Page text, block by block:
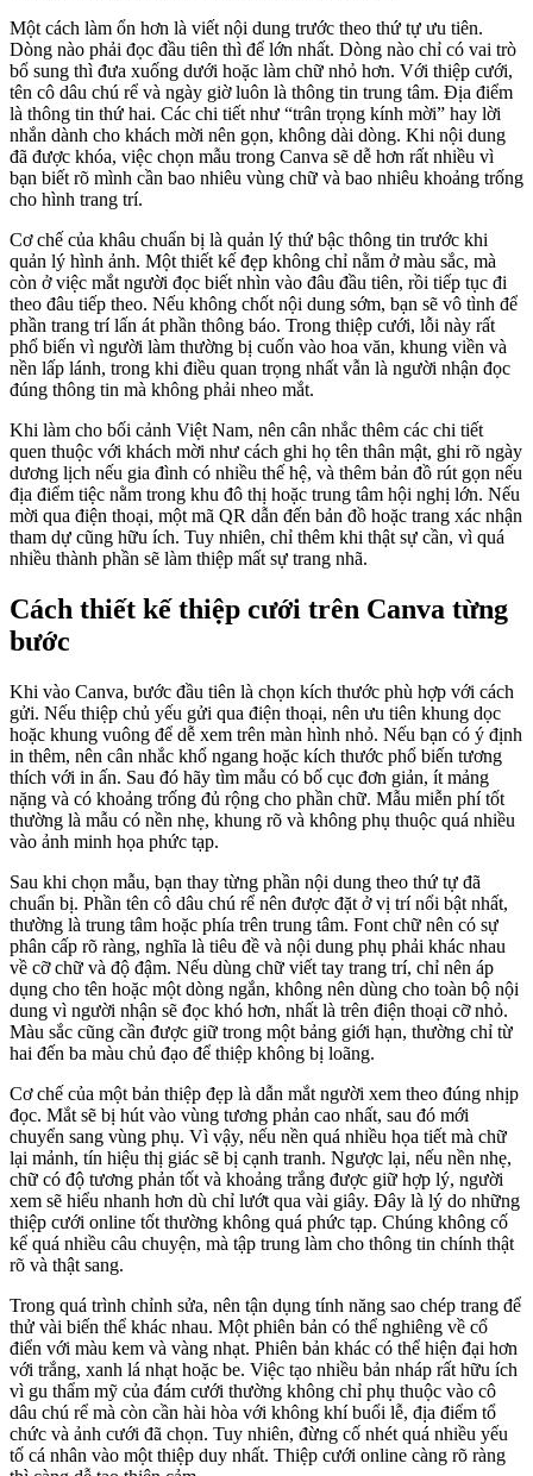
Một cách làm ổn hơn là viết nội dung trước theo thứ tự ưu tiên.
Dòng nào phải đọc đầu tiên thì để lớn nhất. Dòng nào chỉ có vai trò
bổ sung thì đưa xuống dưới hoặc làm chữ nhỏ hơn. Với thiệp cưới,
tên cô dâu chú rể và ngày giờ luôn là thông tin trung tâm. Địa điểm
là thông tin thứ hai. Các chi tiết như “trân trọng kính mời” hay lời
nhắn dành cho khách mời nên gọn, không dài dòng. Khi nội dung
đã được khóa, việc chọn mẫu trong Canva sẽ dễ hơn rất nhiều vì
bạn biết rõ mình cần bao nhiêu vùng chữ và bao nhiêu khoảng trống
cho hình trang trí.
Cơ chế của khâu chuẩn bị là quản lý thứ bậc thông tin trước khi
quản lý hình ảnh. Một thiết kế đẹp không chỉ nằm ở màu sắc, mà
còn ở việc mắt người đọc biết nhìn vào đâu đầu tiên, rồi tiếp tục đi
theo đâu tiếp theo. Nếu không chốt nội dung sớm, bạn sẽ vô tình để
phần trang trí lấn át phần thông báo. Trong thiệp cưới, lỗi này rất
phổ biến vì người làm thường bị cuốn vào hoa văn, khung viền và
nền lấp lánh, trong khi điều quan trọng nhất vẫn là người nhận đọc
đúng thông tin mà không phải nheo mắt.
Khi làm cho bối cảnh Việt Nam, nên cân nhắc thêm các chi tiết
quen thuộc với khách mời như cách ghi họ tên thân mật, ghi rõ ngày
dương lịch nếu gia đình có nhiều thế hệ, và thêm bản đồ rút gọn nếu
địa điểm tiệc nằm trong khu đô thị hoặc trung tâm hội nghị lớn. Nếu
mời qua điện thoại, một mã QR dẫn đến bản đồ hoặc trang xác nhận
tham dự cũng hữu ích. Tuy nhiên, chỉ thêm khi thật sự cần, vì quá
nhiều thành phần sẽ làm thiệp mất sự trang nhã.
Cách thiết kế thiệp cưới trên Canva từng
bước
Khi vào Canva, bước đầu tiên là chọn kích thước phù hợp với cách
gửi. Nếu thiệp chủ yếu gửi qua điện thoại, nên ưu tiên khung dọc
hoặc khung vuông để dễ xem trên màn hình nhỏ. Nếu bạn có ý định
in thêm, nên cân nhắc khổ ngang hoặc kích thước phổ biến tương
thích với in ấn. Sau đó hãy tìm mẫu có bố cục đơn giản, ít mảng
nặng và có khoảng trống đủ rộng cho phần chữ. Mẫu miễn phí tốt
thường là mẫu có nền nhẹ, khung rõ và không phụ thuộc quá nhiều
vào ảnh minh họa phức tạp.
Sau khi chọn mẫu, bạn thay từng phần nội dung theo thứ tự đã
chuẩn bị. Phần tên cô dâu chú rể nên được đặt ở vị trí nổi bật nhất,
thường là trung tâm hoặc phía trên trung tâm. Font chữ nên có sự
phân cấp rõ ràng, nghĩa là tiêu đề và nội dung phụ phải khác nhau
về cỡ chữ và độ đậm. Nếu dùng chữ viết tay trang trí, chỉ nên áp
dụng cho tên hoặc một dòng ngắn, không nên dùng cho toàn bộ nội
dung vì người nhận sẽ đọc khó hơn, nhất là trên điện thoại cỡ nhỏ.
Màu sắc cũng cần được giữ trong một bảng giới hạn, thường chỉ từ
hai đến ba màu chủ đạo để thiệp không bị loãng.
Cơ chế của một bản thiệp đẹp là dẫn mắt người xem theo đúng nhịp
đọc. Mắt sẽ bị hút vào vùng tương phản cao nhất, sau đó mới
chuyển sang vùng phụ. Vì vậy, nếu nền quá nhiều họa tiết mà chữ
lại mảnh, tín hiệu thị giác sẽ bị cạnh tranh. Ngược lại, nếu nền nhẹ,
chữ có độ tương phản tốt và khoảng trắng được giữ hợp lý, người
xem sẽ hiểu nhanh hơn dù chỉ lướt qua vài giây. Đây là lý do những
thiệp cưới online tốt thường không quá phức tạp. Chúng không cố
kể quá nhiều câu chuyện, mà tập trung làm cho thông tin chính thật
rõ và thật sang.
Trong quá trình chỉnh sửa, nên tận dụng tính năng sao chép trang để
thử vài biến thể khác nhau. Một phiên bản có thể nghiêng về cổ
điển với màu kem và vàng nhạt. Phiên bản khác có thể hiện đại hơn
với trắng, xanh lá nhạt hoặc be. Việc tạo nhiều bản nháp rất hữu ích
vì gu thẩm mỹ của đám cưới thường không chỉ phụ thuộc vào cô
dâu chú rể mà còn cần hài hòa với không khí buổi lễ, địa điểm tổ
chức và ảnh cưới đã chọn. Tuy nhiên, đừng cố nhét quá nhiều yếu
tố cá nhân vào một thiệp duy nhất. Thiệp cưới online càng rõ ràng